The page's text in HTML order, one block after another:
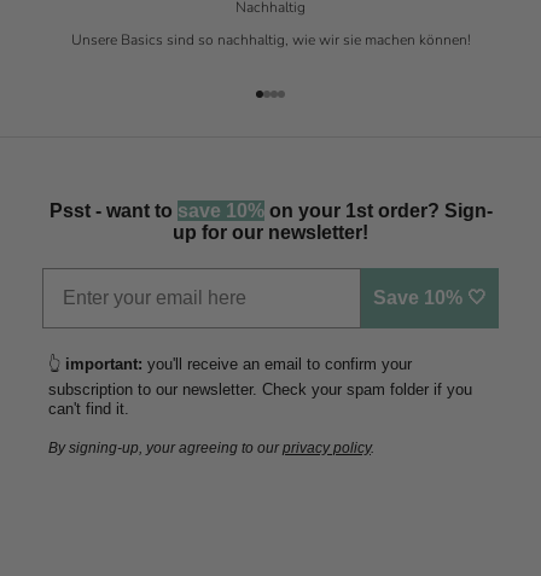
Nachhaltig
Unsere Basics sind so nachhaltig, wie wir sie machen können!
Gehe zu Element 1
Gehe zu Element 2
Gehe zu Element 3
Gehe zu Element 4
Psst - want to save 10%on your 1st order? Sign-
up for our newsletter!
Save 10% 🤍
👆 important: you'll receive an email to confirm your
subscription to our newsletter. Check your spam folder if you
can't find it.
By signing-up, your agreeing to ourprivacy policy.